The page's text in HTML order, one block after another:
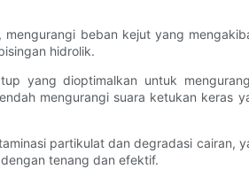
beban kejut yang
hidrolik.
yang dioptimalkan untuk
mengurangi suara ketukan keras
partikulat dan degradasi cairan,
tenang dan efektif.